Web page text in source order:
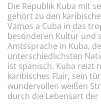
Die Republik Kuba mit
gehört zu den
Vamos a Cuba in das
besonderen Kultur und
Amtssprache in Kuba,
unterschiedlichsten
ist spanisch. Kuba reizt
karibisches Flair, sein
wundervollen weißen
durch die Lebensart der